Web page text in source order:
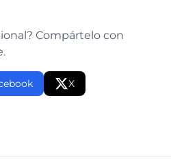
Compártelo con
X